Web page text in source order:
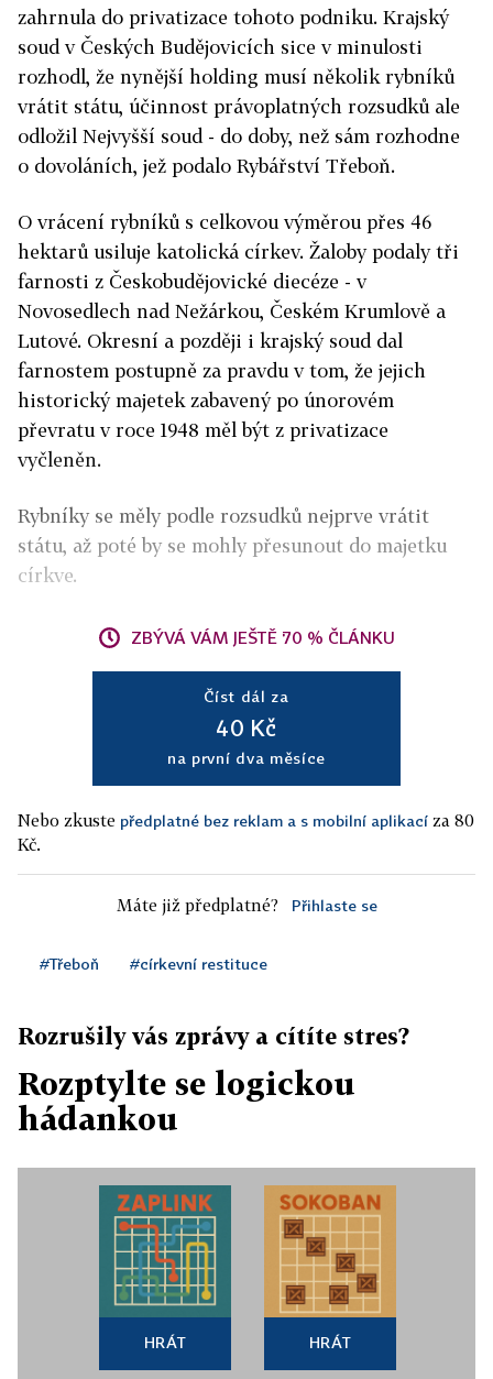
zahrnula do privatizace tohoto podniku. Krajský
soud v Českých Budějovicích sice v minulosti
rozhodl, že nynější holding musí několik rybníků
vrátit státu, účinnost právoplatných rozsudků ale
odložil Nejvyšší soud - do doby, než sám rozhodne
o dovoláních, jež podalo Rybářství Třeboň.
O vrácení rybníků s celkovou výměrou přes 46
hektarů usiluje katolická církev. Žaloby podaly tři
farnosti z Českobudějovické diecéze - v
Novosedlech nad Nežárkou, Českém Krumlově a
Lutové. Okresní a později i krajský soud dal
farnostem postupně za pravdu v tom, že jejich
historický majetek zabavený po únorovém
převratu v roce 1948 měl být z privatizace
vyčleněn.
Rybníky se měly podle rozsudků nejprve vrátit
státu, až poté by se mohly přesunout do majetku
církve.
ZBÝVÁ VÁM JEŠTĚ 70 % ČLÁNKU
Číst dál za
40 Kč
na první dva měsíce
Nebo zkuste předplatné bez reklam a s mobilní aplikací za 80
Kč.
Máte již předplatné? Přihlaste se
#Třeboň #církevní restituce
Rozrušily vás zprávy a cítíte stres?
Rozptylte se logickou
hádankou
HRÁT HRÁT